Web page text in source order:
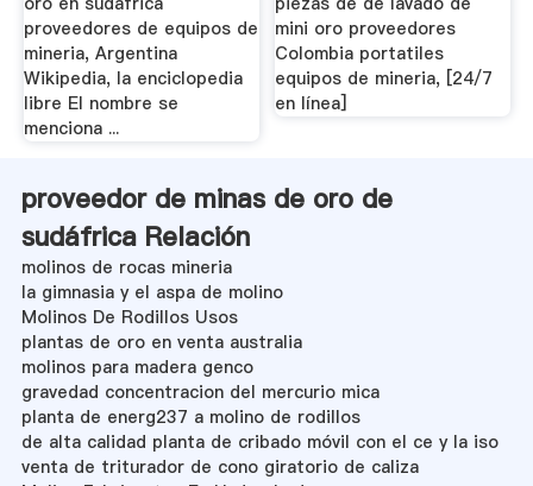
proveedores de equipos de
mineria, Argentina
Wikipedia, la enciclopedia
libre El nombre se
menciona ...
mini oro proveedores
Colombia portatiles
equipos de mineria, [24/7
en línea]
proveedor de minas de oro de
sudáfrica Relación
molinos de rocas mineria
la gimnasia y el aspa de molino
Molinos De Rodillos Usos
plantas de oro en venta australia
molinos para madera genco
gravedad concentracion del mercurio mica
planta de energ237 a molino de rodillos
de alta calidad planta de cribado móvil con el ce y la iso
venta de triturador de cono giratorio de caliza